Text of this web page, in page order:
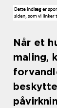
Når et
maling,